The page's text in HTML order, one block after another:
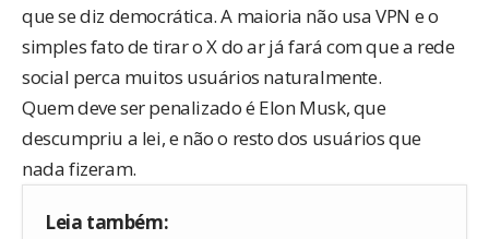
que se diz democrática. A maioria não usa VPN e o
simples fato de tirar o X do ar já fará com que a rede
social perca muitos usuários naturalmente.
Quem deve ser penalizado é Elon Musk, que
descumpriu a lei, e não o resto dos usuários que
nada fizeram.
Leia também: